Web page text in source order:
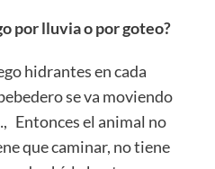
por lluvia o por goteo?
hidrantes en cada
se va moviendo
Entonces el animal no
que caminar, no tiene